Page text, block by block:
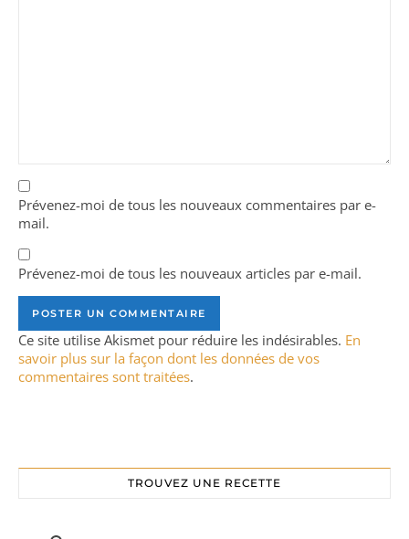
Prévenez-moi de tous les nouveaux commentaires par e-
mail.
Prévenez-moi de tous les nouveaux articles par e-mail.
Ce site utilise Akismet pour réduire les indésirables. En
savoir plus sur la façon dont les données de vos
commentaires sont traitées.
TROUVEZ UNE RECETTE